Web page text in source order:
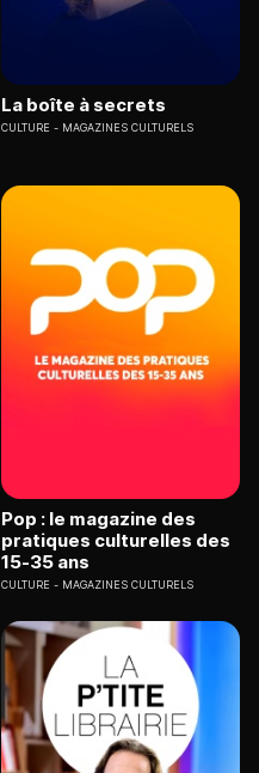
La boîte à secrets
CULTURE MAGAZINES CULTURELS
Pop : le magazine des
pratiques culturelles des
15-35 ans
CULTURE MAGAZINES CULTURELS